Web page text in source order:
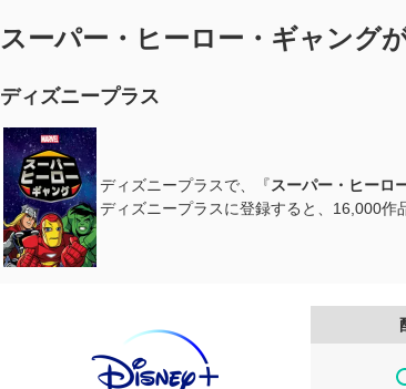
スーパー・ヒーロー・ギャング
ディズニープラス
ディズニープラスで、『スーパー・ヒーロ
ディズニープラスに登録すると、16,000作